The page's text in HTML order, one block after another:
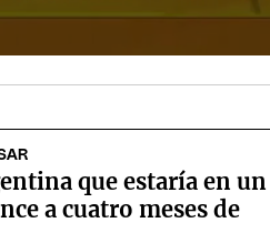
que estaría en un
a cuatro meses de